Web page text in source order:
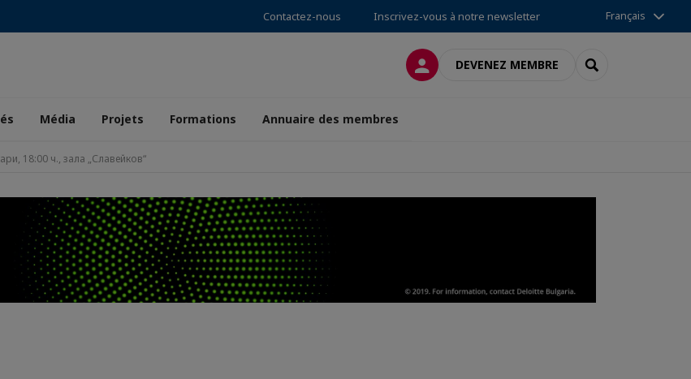
Contactez-nous Inscrivez-vous à notre newsletter Français
CONNEXIONDEVENEZ MEMBRE RECHERCHER
Média Projets Formations Annuaire des membres
18:00 ч., зала „Славейков“